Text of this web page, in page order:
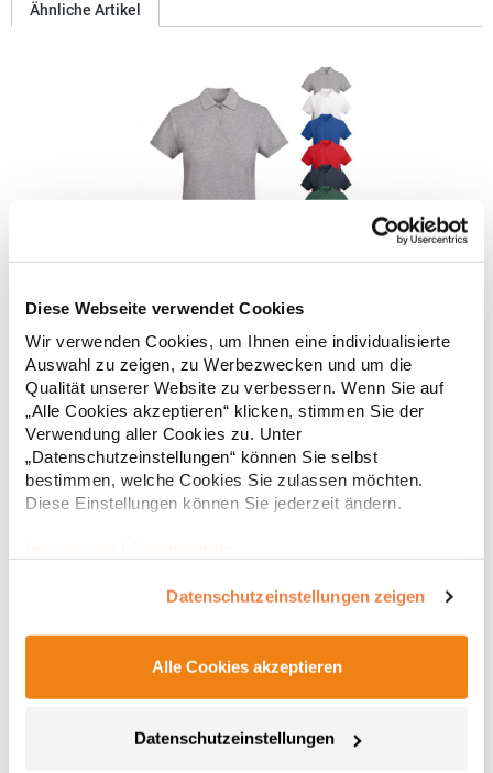
Diese Webseite verwendet Cookies
Wir verwenden Cookies, um Ihnen eine individualisierte
Auswahl zu zeigen, zu Werbezwecken und um die
Qualität unserer Website zu verbessern. Wenn Sie auf
„Alle Cookies akzeptieren“ klicken, stimmen Sie der
Verwendung aller Cookies zu. Unter
„Datenschutzeinstellungen“ können Sie selbst
bestimmen, welche Cookies Sie zulassen möchten.
Diese Einstellungen können Sie jederzeit ändern.
Datenschutzeinstellungen zeigen
Alle Cookies akzeptieren
Datenschutzeinstellungen
Ähnliche Artikel
RY6618 Roly Eco Damen Polo Poloshirtshirt Prince
Tailliertes Kurzarm-Poloshirt für Damen aus zertifizierter Bio-
Baumwolle Kragen und Ärmelbündchen aus 1x1-Rippe
Knopfleiste mit zwei Knöpfen Verstärkte Nahtabdeckung am
Kragen Seitenschlitze am Saum Herausreißbares
LabelPfegehinweis: 40 °C waschbarBügeln erlaubtGrammatur:
210 g/m²Materialzusammensetzung: 100% Baumwolle (Heather
Grey: 85% Baumwolle / 15% Viskose)Angaben zur
Produktsicherheit: Herst.-Nr.: PO6618Hersteller: GORFACTORY
ab
* Preise inkl. gesetzlicher Mwst. +Versandkosten *